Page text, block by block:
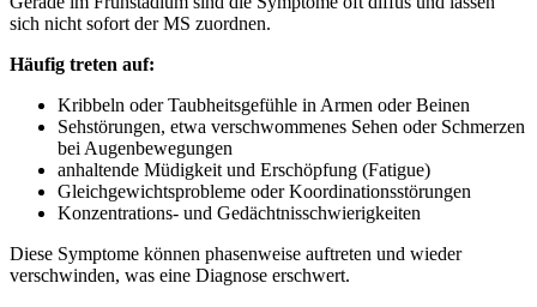
sich nicht sofort der MS zuordnen.
Häufig treten auf:
Kribbeln oder Taubheitsgefühle in Armen oder Beinen
Sehstörungen, etwa verschwommenes Sehen oder Schmerzen
bei Augenbewegungen
anhaltende Müdigkeit und Erschöpfung (Fatigue)
Gleichgewichtsprobleme oder Koordinationsstörungen
Konzentrations- und Gedächtnisschwierigkeiten
Diese Symptome können phasenweise auftreten und wieder
verschwinden, was eine Diagnose erschwert.